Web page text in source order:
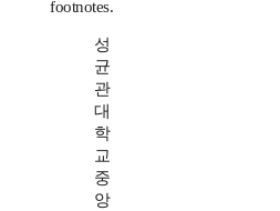
footnotes.
성
균
관
대
학
교
중
앙